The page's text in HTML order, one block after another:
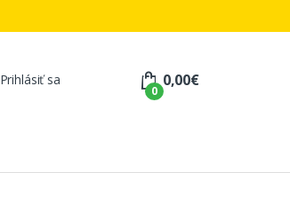
Prihlásiť sa
0
0,00€